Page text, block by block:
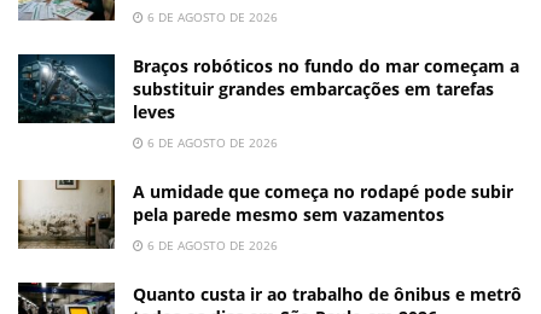
6 DE AGOSTO DE 2026
Braços robóticos no fundo do mar começam a
substituir grandes embarcações em tarefas
leves
6 DE AGOSTO DE 2026
A umidade que começa no rodapé pode subir
pela parede mesmo sem vazamentos
6 DE AGOSTO DE 2026
Quanto custa ir ao trabalho de ônibus e metrô